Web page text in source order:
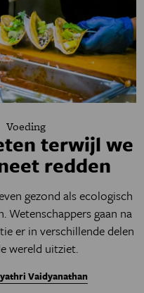
Voeding
terwijl we
redden
gezond als ecologisch
Wetenschappers gaan na
er in verschillende delen
wereld uitziet.
Vaidyanathan